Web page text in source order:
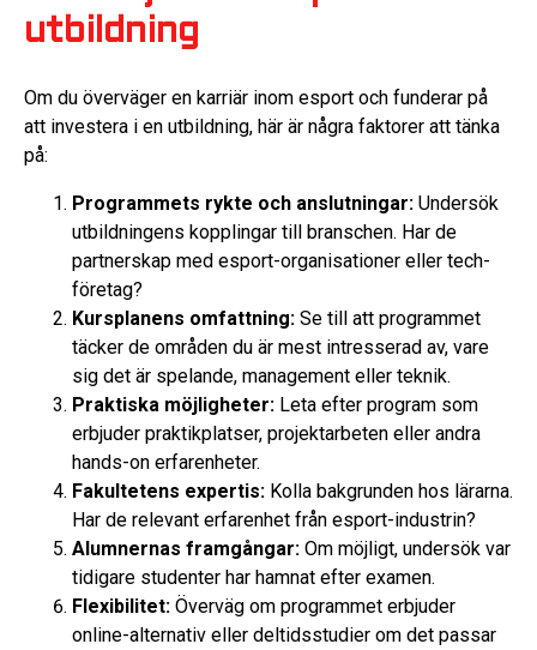
utbildning
Om du överväger en karriär inom esport och funderar på
att investera i en utbildning, här är några faktorer att tänka
på:
Programmets rykte och anslutningar: Undersök
utbildningens kopplingar till branschen. Har de
partnerskap med esport-organisationer eller tech-
företag?
Kursplanens omfattning: Se till att programmet
täcker de områden du är mest intresserad av, vare
sig det är spelande, management eller teknik.
Praktiska möjligheter: Leta efter program som
erbjuder praktikplatser, projektarbeten eller andra
hands-on erfarenheter.
Fakultetens expertis: Kolla bakgrunden hos lärarna.
Har de relevant erfarenhet från esport-industrin?
Alumnernas framgångar: Om möjligt, undersök var
tidigare studenter har hamnat efter examen.
Flexibilitet: Överväg om programmet erbjuder
online-alternativ eller deltidsstudier om det passar